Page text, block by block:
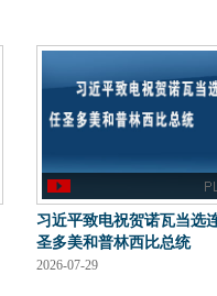
习近平致电祝贺诺瓦当选
圣多美和普林西比总统
2026-07-29